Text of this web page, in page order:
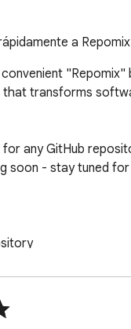
a
transforms
any GitHub
soon - stay tuned
web interface
of the repository for